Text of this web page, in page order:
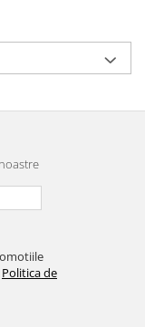
Politica de